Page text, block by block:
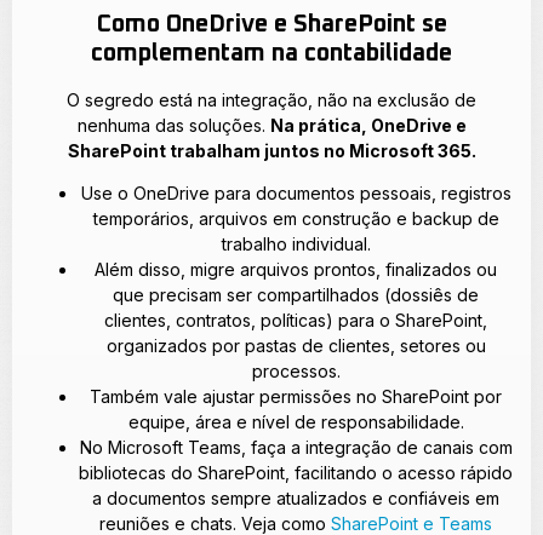
Como OneDrive e SharePoint se
complementam na contabilidade
O segredo está na integração, não na exclusão de
nenhuma das soluções. Na prática, OneDrive e
SharePoint trabalham juntos no Microsoft 365.
Use o OneDrive para documentos pessoais, registros
temporários, arquivos em construção e backup de
trabalho individual.
Além disso, migre arquivos prontos, finalizados ou
que precisam ser compartilhados (dossiês de
clientes, contratos, políticas) para o SharePoint,
organizados por pastas de clientes, setores ou
processos.
Também vale ajustar permissões no SharePoint por
equipe, área e nível de responsabilidade.
No Microsoft Teams, faça a integração de canais com
bibliotecas do SharePoint, facilitando o acesso rápido
a documentos sempre atualizados e confiáveis em
reuniões e chats. Veja como SharePoint e Teams